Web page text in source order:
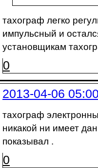
тахограф легко
импульсный и
установщикам
0
2013-04-06
тахограф
никакой ни имеет
показывал .
0